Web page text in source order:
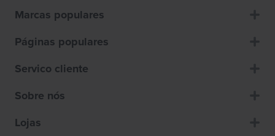
Marcas populares
Páginas populares
Servico cliente
Sobre nós
Lojas